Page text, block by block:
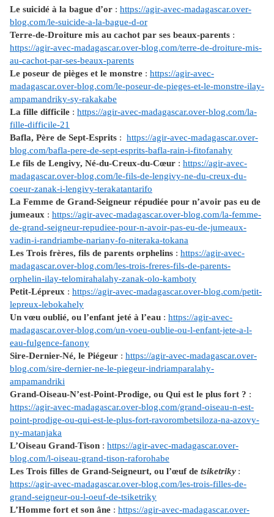
Le suicidé à la bague d’or : https://agir-avec-madagascar.over-
blog.com/le-suicide-a-la-bague-d-or
Terre-de-Droiture mis au cachot par ses beaux-parents :
https://agir-avec-madagascar.over-blog.com/terre-de-droiture-mis-
au-cachot-par-ses-beaux-parents
Le poseur de pièges et le monstre : https://agir-avec-
madagascar.over-blog.com/le-poseur-de-pieges-et-le-monstre-ilay-
ampamandriky-sy-rakakabe
La fille difficile : https://agir-avec-madagascar.over-blog.com/la-
fille-difficile-21
Bafla, Père de Sept-Esprits : https://agir-avec-madagascar.over-
blog.com/bafla-pere-de-sept-esprits-bafla-rain-i-fitofanahy
Le fils de Lengivy, Né-du-Creux-du-Cœur : https://agir-avec-
madagascar.over-blog.com/le-fils-de-lengivy-ne-du-creux-du-
coeur-zanak-i-lengivy-terakatantarifo
La Femme de Grand-Seigneur répudiée pour n’avoir pas eu de
jumeaux : https://agir-avec-madagascar.over-blog.com/la-femme-
de-grand-seigneur-repudiee-pour-n-avoir-pas-eu-de-jumeaux-
vadin-i-randriambe-nariany-fo-niteraka-tokana
Les Trois frères, fils de parents orphelins : https://agir-avec-
madagascar.over-blog.com/les-trois-freres-fils-de-parents-
orphelin-ilay-telomirahalahy-zanak-olo-kamboty
Petit-Lépreux : https://agir-avec-madagascar.over-blog.com/petit-
lepreux-lebokahely
Un vœu oublié, ou l’enfant jeté à l’eau : https://agir-avec-
madagascar.over-blog.com/un-voeu-oublie-ou-l-enfant-jete-a-l-
eau-fulgence-fanony
Sire-Dernier-Né, le Piégeur : https://agir-avec-madagascar.over-
blog.com/sire-dernier-ne-le-piegeur-indriamparalahy-
ampamandriki
Grand-Oiseau-N’est-Point-Prodige, ou Qui est le plus fort ? :
https://agir-avec-madagascar.over-blog.com/grand-oiseau-n-est-
point-prodige-ou-qui-est-le-plus-fort-ravorombetsiloza-na-azovy-
ny-matanjaka
L’Oiseau Grand-Tison : https://agir-avec-madagascar.over-
blog.com/l-oiseau-grand-tison-raforohabe
Les Trois filles de Grand-Seigneurt, ou l’œuf de tsiketriky :
https://agir-avec-madagascar.over-blog.com/les-trois-filles-de-
grand-seigneur-ou-l-oeuf-de-tsiketriky
L’Homme fort et son âne : https://agir-avec-madagascar.over-